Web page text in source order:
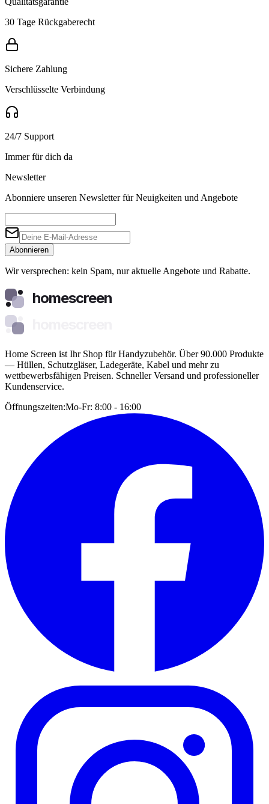
30 Tage Rückgaberecht
Sichere Zahlung
Verschlüsselte Verbindung
24/7 Support
Immer für dich da
Newsletter
Abonniere unseren Newsletter für Neuigkeiten und Angebote
Abonnieren
Wir versprechen: kein Spam, nur aktuelle Angebote und Rabatte.
homescreen
Home Screen ist Ihr Shop für Handyzubehör. Über 90.000 Produkte
— Hüllen, Schutzgläser, Ladegeräte, Kabel und mehr zu
wettbewerbsfähigen Preisen. Schneller Versand und professioneller
Kundenservice.
Öffnungszeiten:Mo-Fr: 8:00 - 16:00